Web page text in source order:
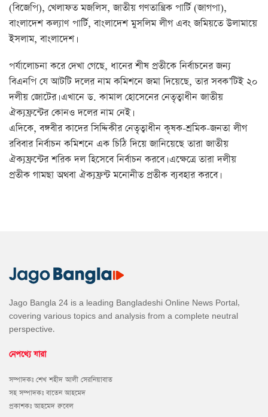
(বিজেপি), খেলাফত মজলিস, জাতীয় গণতান্ত্রিক পার্টি (জাগপা),
বাংলাদেশ কল্যাণ পার্টি, বাংলাদেশ মুসলিম লীগ এবং জমিয়তে উলামায়ে
ইসলাম, বাংলাদেশ।
পর্যালোচনা করে দেখা গেছে, ধানের শীষ প্রতীকে নির্বাচনের জন্য
বিএনপি যে আটটি দলের নাম কমিশনে জমা দিয়েছে, তার সবক’টিই ২০
দলীয় জোটের। এখানে ড. কামাল হোসেনের নেতৃত্বাধীন জাতীয়
ঐক্যফ্রন্টের কোনও দলের নাম নেই।
এদিকে, বঙ্গবীর কাদের সিদ্দিকীর নেতৃত্বাধীন কৃষক-শ্রমিক-জনতা লীগ
রবিবার নির্বাচন কমিশনে এক চিঠি দিয়ে জানিয়েছে তারা জাতীয়
ঐক্যফ্রন্টের শরিক দল হিসেবে নির্বাচন করবে। এক্ষেত্রে তারা দলীয়
প্রতীক গামছা অথবা ঐক্যফ্রন্ট মনোনীত প্রতীক ব্যবহার করবে।
Jago Bangla 24 is a leading Bangladeshi Online News Portal,
covering various topics and analysis from a complete neutral
perspective.
নেপথ্যে যারা
সম্পাদকঃ শেখ শহীদ আলী সেরনিয়াবাত
সহ সম্পাদকঃ বাতেন আহমেদ
প্রকাশকঃ আহমেদ রুবেল